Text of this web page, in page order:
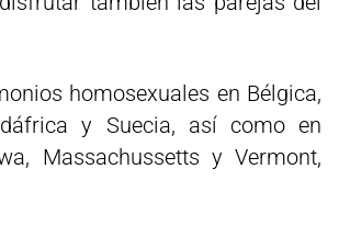
homosexuales en Bélgica,
y Suecia, así como en
Massachussetts y Vermont,